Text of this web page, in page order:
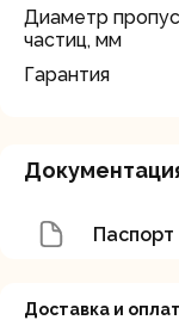
Диаметр
частиц, мм
Гарантия
Доставка и